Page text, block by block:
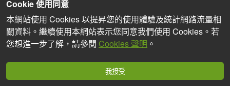
Cookie 使用同意
本網站使用 Cookies 以提昇您的使用體驗及統計網路流量相
關資料。繼續使用本網站表示您同意我們使用 Cookies。若
您想進一步了解，請參閱 Cookies 聲明 。
我接受